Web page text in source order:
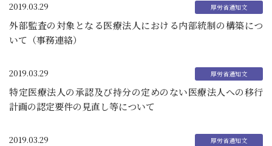
2019.03.29
外部監査の対象となる医療法人における内部統制の構築につ
いて（事務連絡）
2019.03.29
特定医療法人の承認及び持分の定めのない医療法人への移行
計画の認定要件の見直し等について
2019.03.29